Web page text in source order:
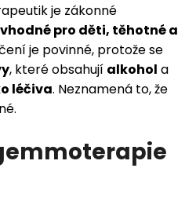
je zákonné
pro děti, těhotné a
je povinné, protože se
, které obsahují alkohol a
léčiva. Neznamená to, že